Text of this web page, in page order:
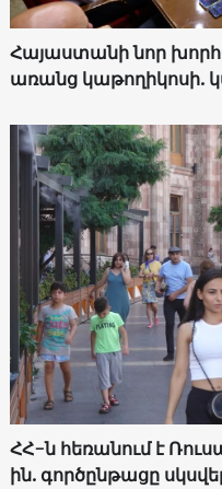
Հայաստանի նոր
առանց կաթողիկոսի.
ՀՀ-ն հեռանում է
ին. գործընթացը